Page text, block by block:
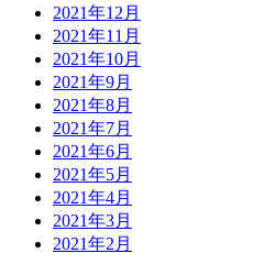
2021年12月
2021年11月
2021年10月
2021年9月
2021年8月
2021年7月
2021年6月
2021年5月
2021年4月
2021年3月
2021年2月